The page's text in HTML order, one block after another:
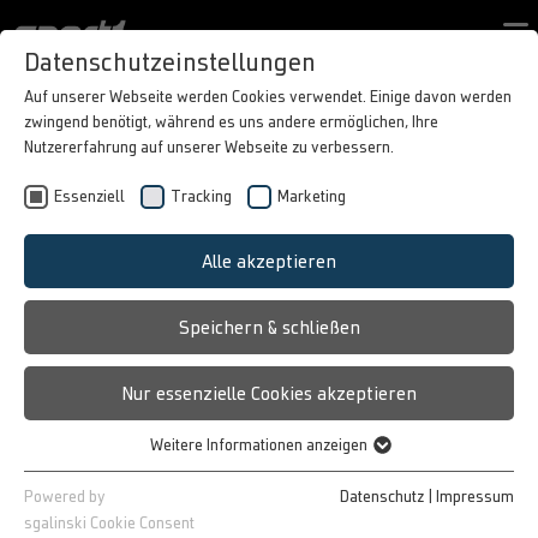
Kontaktformular
PORTFOLIO
BEST CASES
IN MOTION
Datenschutzeinstellungen
Auf unserer Webseite werden Cookies verwendet. Einige davon werden
zwingend benötigt, während es uns andere ermöglichen, Ihre
Nutzererfahrung auf unserer Webseite zu verbessern.
Essenziell Tracking Marketing
Alle akzeptieren
Speichern & schließen
Nur essenzielle Cookies akzeptieren
Essenzielle Cookies werden für grundlegende Funktionen der
Webseite benötigt. Dadurch ist gewährleistet, dass die Webseite
Weitere Informationen anzeigen
Powered by
sgalinski Cookie Consent
Datenschutz Impressum